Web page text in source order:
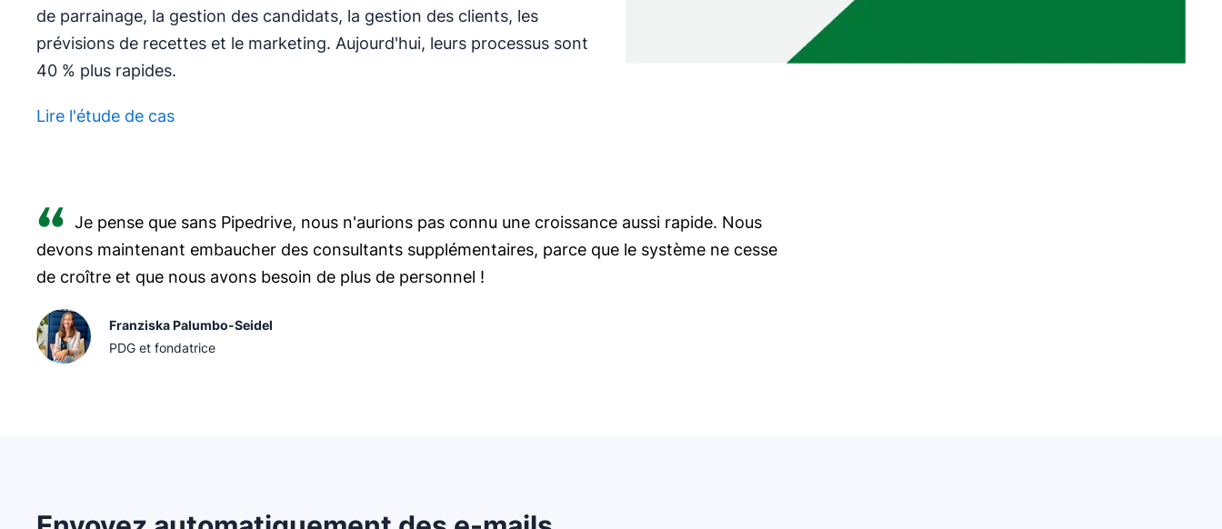
de parrainage, la gestion des candidats, la gestion des clients, les
prévisions de recettes et le marketing. Aujourd'hui, leurs processus sont
40 % plus rapides.
Lire l'étude de cas
Je pense que sans Pipedrive, nous n'aurions pas connu une croissance aussi rapide. Nous
devons maintenant embaucher des consultants supplémentaires, parce que le système ne cesse
de croître et que nous avons besoin de plus de personnel !
Franziska Palumbo-Seidel
PDG et fondatrice